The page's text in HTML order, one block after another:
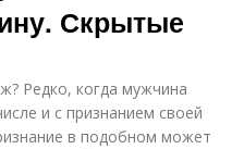
Скрытые
Редко, когда мужчина
и с признанием своей
в подобном может